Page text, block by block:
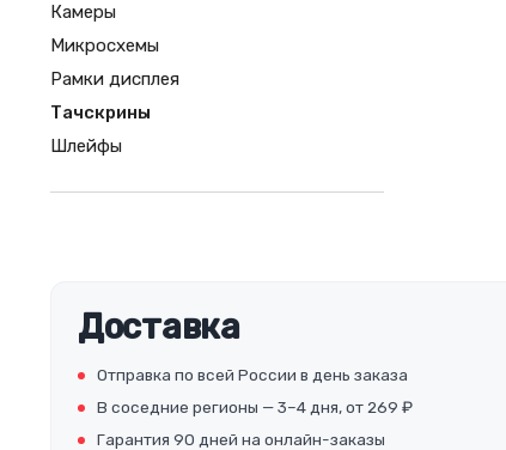
Камеры
Микросхемы
Рамки дисплея
Тачскрины
Шлейфы
Доставка
Отправка по всей России в день заказа
В соседние регионы — 3–4 дня, от 269 ₽
Гарантия 90 дней на онлайн-заказы